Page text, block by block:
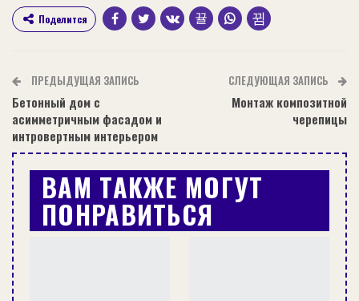
Предложения магазина
Преимущества магазина
Заказать
Сегодня, очень просто заказать фонарик в
магазине Abrazyv, для этого нужно связаться с
представителями интернет-магазина и оставить
заявку.
Оглавление:
Предложения магазина
Поделится
ПРЕДЫДУЩАЯ ЗАПИСЬ
Бетонный дом с
асимметричным фасадом и
интровертным интерьером
СЛЕДУЮЩАЯ ЗАПИСЬ
Монтаж композитной
черепицы
ВАМ ТАКЖЕ МОГУТ
ПОНРАВИТЬСЯ